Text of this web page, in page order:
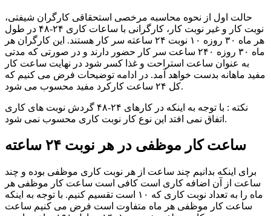
حالت اول از نحوه محاسبه مرخصی استحقاقی کارگران شیفتی،
نوبت کار و غیر نوبت کار، کارگرانی با ساعات کاری ۲۴-۴۸ در طول
هر ماه ۳۰ روزه ۱۰ نوبت ۲۴ ساعته سر کار هستند. این کارگران هر
ماه ۳۰ روزه ۲۴۰ ساعت سر کار حضور دارند و در صورتی که مدتی
به عنوان ساعت استراحت و غذا کسر شود در نهایت ساعت کار
مفید ماهانه بدست خواهد آمد. در ادامه توضیحات فرض می کنیم که
کل ۲۴ ساعت کارکرد مفید محسوب می شود.
نکته : با توجه به اینکه در کارهای ۲۴-۴۸ گردش نوبت های کاری
اتفاق نمی افتد این نوع کار نوبت کاری محسوب نمی شود.
ساعت کار موظفی در هر نوبت ۲۴ ساعته
برای اینکه بدانیم چند ساعت از هر نوبت کاری موظفی بوده و چند
ساعت از آن اضافه کاری است کافی است ساعت کار موظفی هر
ماه را به تعداد نوبت کاری که ۱۰ است تقسیم کنیم. با توجه به اینکه
ساعت کار موظفی هر ماه متفاوت است فرض می کنیم ساعت